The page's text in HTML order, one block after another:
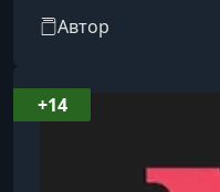
сопротивление,
30 лет обучению
экстремальных
Автор
+14